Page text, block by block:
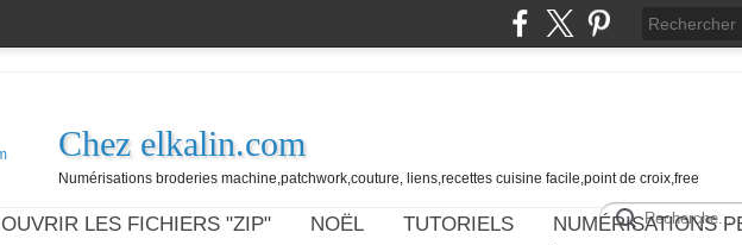
Chez elkalin.com
Numérisations broderies machine,patchwork,couture, liens,recettes cuisine facile,point de croix,free
OUVRIR LES FICHIERS "ZIP" NOËL TUTORIELS NUMÉRISATIONS